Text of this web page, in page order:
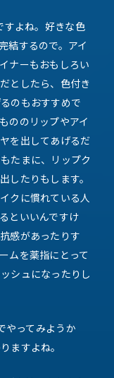
すよね。好きな色
結するので。アイ
ナーもおもしろい
としたら、色付き
のもおすすめで
ののリップやアイ
を出してあげるだ
たまに、リップク
したりもします。
クに慣れている人
といいんですけ
感があったりす
ムを薬指にとって
シュになったりし
やってみようか
ますよね。